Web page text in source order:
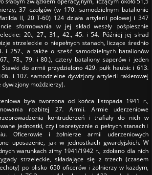
37 czołgów (w 170. samodzielnym batalionie
II, 20 T-60) 124 działa artylerii polowej i 347
sformowania w jej skład weszły pośpiesznie
20., 27., 31., 42., 45. i 54. Później jej skład
strzeleckie o niepełnych stanach, liczące średnio
i 257., a także o sześć samodzielnych batalionów
78., 79. i 80.), cztery bataliony saperów i jeden
do armii przydzielono 429. pułk haubic i 613.
i 107. samodzielne dywizjony artylerii rakietowej
moździerzy).
była tworzona od końca listopada 1941 r.,
rozbitej 27. Armii. Armie uderzeniowe
kontruderzeń i trafiały do nich w
jednostki, czyli teoretycznie o pełnych stanach i
Oficerowie i żołnierze armii uderzeniowych
uposażenie, jak w jednostkach gwardyjskich. W
warunkach zimy 1941/1942 r., zdołano dla nich
strzeleckie, składające się z trzech (czasem
po blisko 650 oficerów i żołnierzy w każdym,